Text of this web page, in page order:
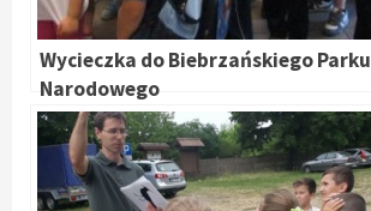
Wycieczka do Biebrzańskiego Parku
Narodowego